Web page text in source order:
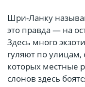
Шри-Ланку
это правда — на
Здесь много
гуляют по
которых местные
слонов здесь